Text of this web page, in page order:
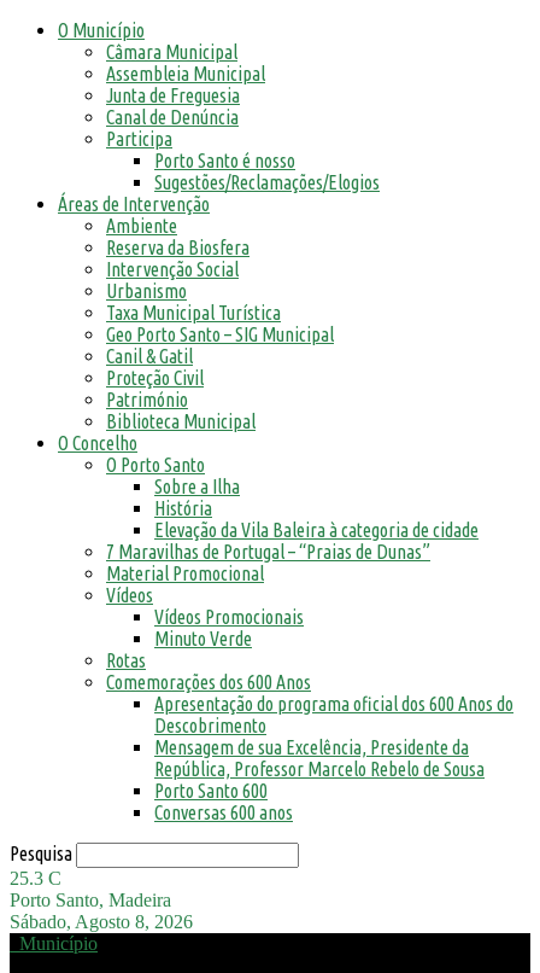
O Município
Câmara Municipal
Assembleia Municipal
Junta de Freguesia
Canal de Denúncia
Participa
Porto Santo é nosso
Sugestões/Reclamações/Elogios
Áreas de Intervenção
Ambiente
Reserva da Biosfera
Intervenção Social
Urbanismo
Taxa Municipal Turística
Geo Porto Santo – SIG Municipal
Canil & Gatil
Proteção Civil
Património
Biblioteca Municipal
O Concelho
O Porto Santo
Sobre a Ilha
História
Elevação da Vila Baleira à categoria de cidade
7 Maravilhas de Portugal – “Praias de Dunas”
Material Promocional
Vídeos
Vídeos Promocionais
Minuto Verde
Rotas
Comemorações dos 600 Anos
Apresentação do programa oficial dos 600 Anos do
Descobrimento
Mensagem de sua Excelência, Presidente da
República, Professor Marcelo Rebelo de Sousa
Porto Santo 600
Conversas 600 anos
Pesquisa
25.3 C
Porto Santo, Madeira
Sábado, Agosto 8, 2026
Município